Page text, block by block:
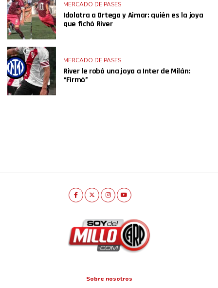
MERCADO DE PASES
Idolatra a Ortega y Aimar: quién es la joya
que fichó River
MERCADO DE PASES
River le robó una joya a Inter de Milán:
“Firmó”
Sobre nosotros